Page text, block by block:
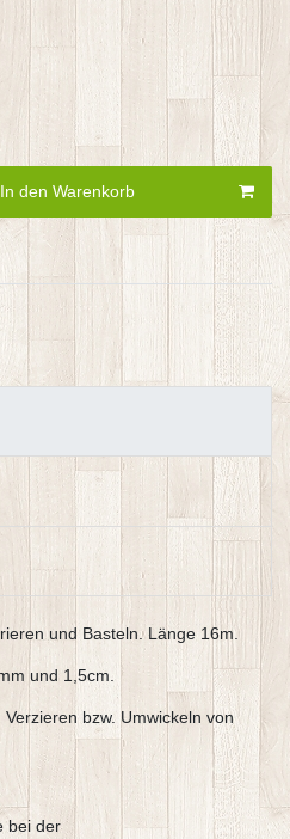
In den Warenkorb
und Basteln. Länge 16m.
und 1,5cm.
bzw. Umwickeln von
bei der